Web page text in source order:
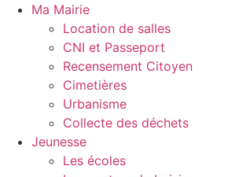
Ma Mairie
Location de salles
CNI et Passeport
Recensement Citoyen
Cimetières
Urbanisme
Collecte des déchets
Jeunesse
Les écoles